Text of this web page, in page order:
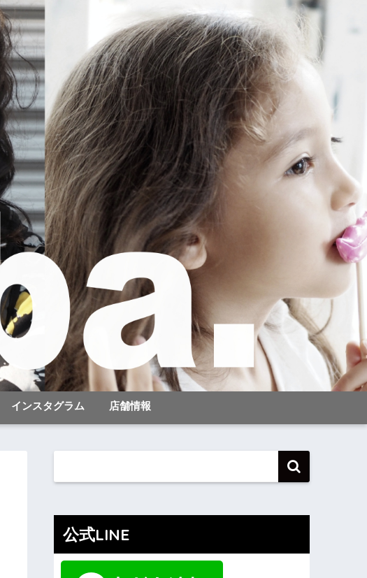
インスタグラム 店舗情報
公式LINE